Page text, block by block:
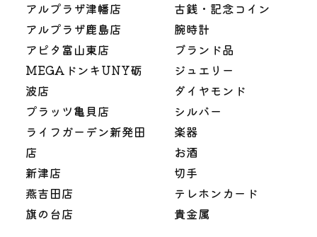
アルプラザ津幡店
アルプラザ鹿島店
アピタ富山東店
MEGAドンキUNY砺
波店
プラッツ亀貝店
ライフガーデン新発田
店
新津店
燕吉田店
旗の台店
古銭・記念コイン
腕時計
ブランド品
ジュエリー
ダイヤモンド
シルバー
楽器
お酒
切手
テレホンカード
貴金属